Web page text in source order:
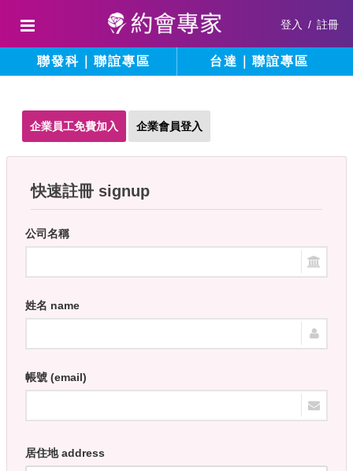
登入 / 註冊
聯發科｜聯誼專區 台達｜聯誼專區
企業員工免費加入 企業會員登入
快速註冊 signup
公司名稱
姓名 name
帳號 (email)
居住地 address